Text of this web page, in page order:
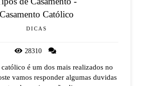
Casamento Católico
DICAS
28310
é um dos mais realizados no
vamos responder algumas duvidas